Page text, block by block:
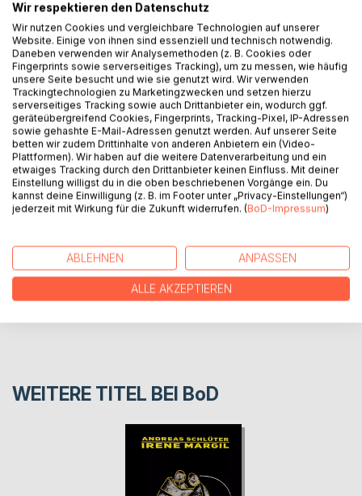
BESCHREIBUNG
Die Fünf Asse trainieren Handball mit einer
besonderen Mannschaft: mit Jonas, der lieber
fotografiert und Benni, der seine Fäustlinge
nicht ausziehen will.
Eine verschwundene Spendenkasse ruft alle
gemeinsam auf den Plan.
AUTOR/IN
PRESSESTIMMEN
WEITERE TITEL BEI BoD
Wir respektieren den Datenschutz
Wir nutzen Cookies und vergleichbare Technologien auf unserer
Website. Einige von ihnen sind essenziell und technisch notwendig.
Daneben verwenden wir Analysemethoden (z. B. Cookies oder
Fingerprints sowie serverseitiges Tracking), um zu messen, wie häufig
unsere Seite besucht und wie sie genutzt wird. Wir verwenden
Trackingtechnologien zu Marketingzwecken und setzen hierzu
serverseitiges Tracking sowie auch Drittanbieter ein, wodurch ggf.
geräteübergreifend Cookies, Fingerprints, Tracking-Pixel, IP-Adressen
sowie gehashte E-Mail-Adressen genutzt werden. Auf unserer Seite
betten wir zudem Drittinhalte von anderen Anbietern ein (Video-
Plattformen). Wir haben auf die weitere Datenverarbeitung und ein
etwaiges Tracking durch den Drittanbieter keinen Einfluss. Mit deiner
Einstellung willigst du in die oben beschriebenen Vorgänge ein. Du
kannst deine Einwilligung (z. B. im Footer unter „Privacy-Einstellungen“)
jederzeit mit Wirkung für die Zukunft widerrufen. (BoD-Impressum)
ABLEHNEN ANPASSEN
ALLE AKZEPTIEREN